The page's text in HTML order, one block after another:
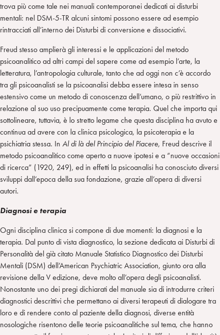
trova più come tale nei manuali contemporanei dedicati ai disturbi
mentali: nel DSM-5-TR alcuni sintomi possono essere ad esempio
rintracciati all’interno dei Disturbi di conversione e dissociativi.
Freud stesso amplierà gli interessi e le applicazioni del metodo
psicoanalitico ad altri campi del sapere come ad esempio l’arte, la
letteratura, l’antropologia culturale, tanto che ad oggi non c’è accordo
tra gli psicoanalisti se la psicoanalisi debba essere intesa in senso
estensivo come un metodo di conoscenza dell’umano, o più restrittivo in
relazione al suo uso precipuamente come terapia. Quel che importa qui
sottolineare, tuttavia, è lo stretto legame che questa disciplina ha avuto e
continua ad avere con la clinica psicologica, la psicoterapia e la
psichiatria stessa. In Al di là del Principio del Piacere, Freud descrive il
metodo psicoanalitico come aperto a nuove ipotesi e a “nuove occasioni
di ricerca” (1920, 249), ed in effetti la psicoanalisi ha conosciuto diversi
sviluppi dall’epoca della sua fondazione, grazie all’opera di diversi
autori.
Diagnosi e terapia
Ogni disciplina clinica si compone di due momenti: la diagnosi e la
terapia. Dal punto di vista diagnostico, la sezione dedicata ai Disturbi di
Personalità del già citato Manuale Statistico Diagnostico dei Disturbi
Mentali (DSM) dell’American Psychiatric Association, giunto ora alla
revisione della V edizione, deve molto all’opera degli psicoanalisti.
Nonostante uno dei pregi dichiarati del manuale sia di introdurre criteri
diagnostici descrittivi che permettano ai diversi terapeuti di dialogare tra
loro e di rendere conto al paziente della diagnosi, diverse entità
nosologiche risentono delle teorie psicoanalitiche sul tema, che hanno